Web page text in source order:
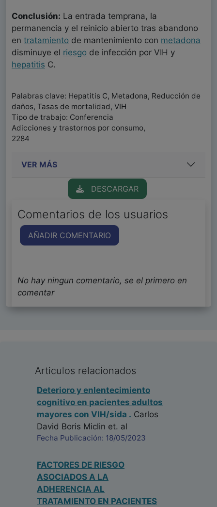
Conclusión: La entrada temprana, la
permanencia y el reinicio abierto tras abandono
en tratamiento de mantenimiento con metadona
disminuye el riesgo de infección por VIH y
hepatitis C.
Palabras clave: Hepatitis C, Metadona, Reducción de
daños, Tasas de mortalidad, VIH
Tipo de trabajo: Conferencia
Adicciones y trastornos por consumo,
2284
VER MÁS
DESCARGAR
Comentarios de los usuarios
AÑADIR COMENTARIO
No hay ningun comentario, se el primero en
comentar
Articulos relacionados
Deterioro y enlentecimiento
cognitivo en pacientes adultos
mayores con VIH/sida . Carlos
David Boris Miclin et. al
Fecha Publicación: 18/05/2023
FACTORES DE RIESGO
ASOCIADOS A LA
ADHERENCIA AL
TRATAMIENTO EN PACIENTES